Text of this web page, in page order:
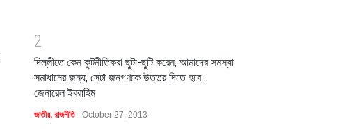
2
দিল্লীতে কেন কুটনীতিকরা ছুটা-ছুটি করেন, আমাদের সমস্যা
সমাধানের জন্য, সেটা জনগণকে উত্তর দিতে হবে :
জেনারেল ইবরাহিম
জাতীয়, রাজনীতি October 27, 2013